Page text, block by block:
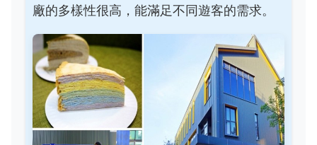
廠的多樣性很高，能滿足不同遊客的需求。